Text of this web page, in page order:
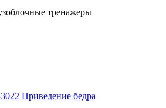
тренажеры